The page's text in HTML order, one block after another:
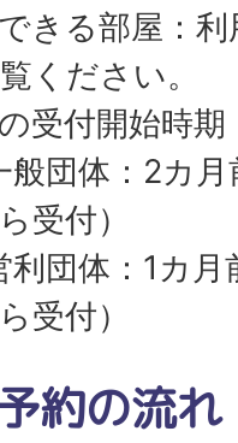
きる部屋：
ください。
受付開始時期
団体：2カ月
受付）
団体：1カ月
受付）
約の流れ